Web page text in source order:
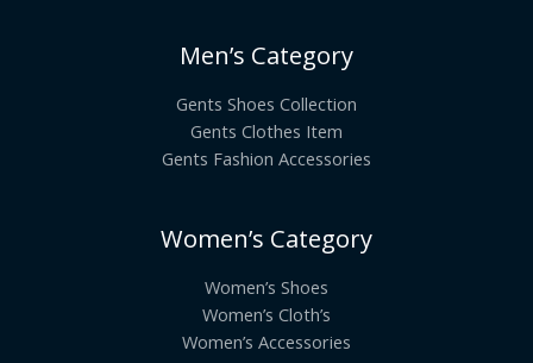
Men’s Category
Gents Shoes Collection
Gents Clothes Item
Gents Fashion Accessories
Women’s Category
Women’s Shoes
Women’s Cloth’s
Women’s Accessories